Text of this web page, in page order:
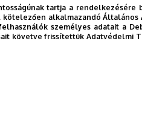
tartja a
kötelezően alkalmazandó
személyes adatait a
követve frissítettük